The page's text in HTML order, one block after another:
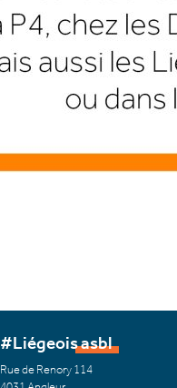
#Liégeois asbl
Rue de Renory 114